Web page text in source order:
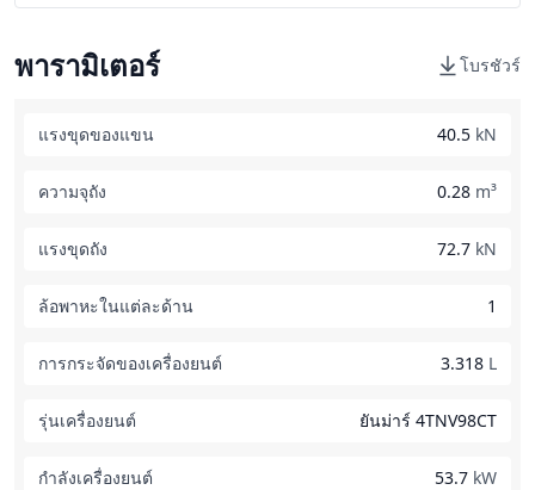
พารามิเตอร์ โบรชัวร์
แรงขุดของแขน 40.5 kN
ความจุถัง 0.28 m³
แรงขุดถัง 72.7 kN
ล้อพาหะในแต่ละด้าน 1
การกระจัดของเครื่องยนต์ 3.318 L
รุ่นเครื่องยนต์ ยันม่าร์ 4TNV98CT
กำลังเครื่องยนต์ 53.7 kW